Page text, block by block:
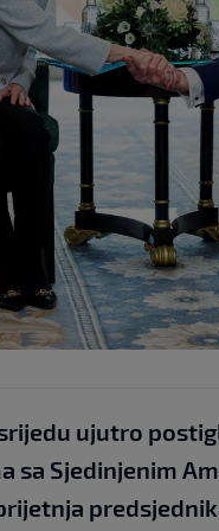
ujutro
sa Sjedinjenim